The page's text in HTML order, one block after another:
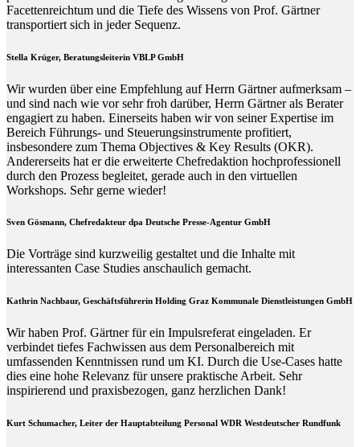
Facettenreichtum und die Tiefe des Wissens von Prof. Gärtner
transportiert sich in jeder Sequenz.
Stella Krüger, Beratungsleiterin VBLP GmbH
Wir wurden über eine Empfehlung auf Herrn Gärtner aufmerksam –
und sind nach wie vor sehr froh darüber, Herrn Gärtner als Berater
engagiert zu haben. Einerseits haben wir von seiner Expertise im
Bereich Führungs- und Steuerungsinstrumente profitiert,
insbesondere zum Thema Objectives & Key Results (OKR).
Andererseits hat er die erweiterte Chefredaktion hochprofessionell
durch den Prozess begleitet, gerade auch in den virtuellen
Workshops. Sehr gerne wieder!
Sven Gösmann, Chefredakteur dpa Deutsche Presse-Agentur GmbH
Die Vorträge sind kurzweilig gestaltet und die Inhalte mit
interessanten Case Studies anschaulich gemacht.
Kathrin Nachbaur, Geschäftsführerin Holding Graz Kommunale Dienstleistungen GmbH
Wir haben Prof. Gärtner für ein Impulsreferat eingeladen. Er
verbindet tiefes Fachwissen aus dem Personalbereich mit
umfassenden Kenntnissen rund um KI. Durch die Use-Cases hatte
dies eine hohe Relevanz für unsere praktische Arbeit. Sehr
inspirierend und praxisbezogen, ganz herzlichen Dank!
Kurt Schumacher, Leiter der Hauptabteilung Personal WDR Westdeutscher Rundfunk